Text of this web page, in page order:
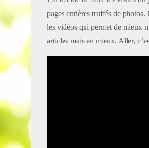
pages entières truffés de
les vidéos qui permet de mieux
articles mais en mieux. Aller,